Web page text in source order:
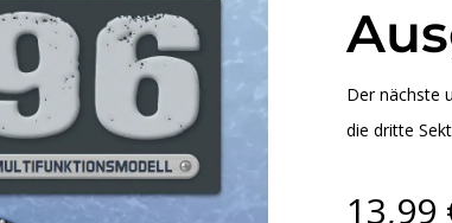
Der nächste
die dritte
13,99